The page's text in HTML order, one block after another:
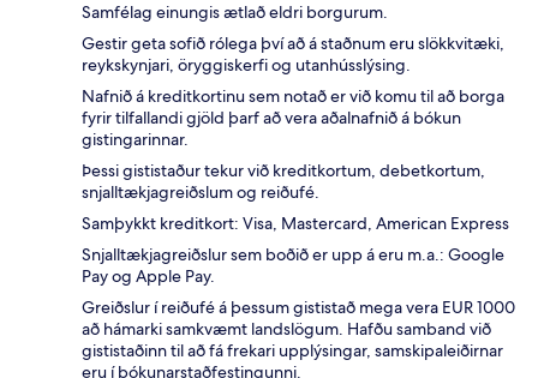
Samfélag einungis ætlað eldri borgurum.
Gestir geta sofið rólega því að á staðnum eru slökkvitæki,
reykskynjari, öryggiskerfi og utanhússlýsing.
Nafnið á kreditkortinu sem notað er við komu til að borga
fyrir tilfallandi gjöld þarf að vera aðalnafnið á bókun
gistingarinnar.
Þessi gististaður tekur við kreditkortum, debetkortum,
snjalltækjagreiðslum og reiðufé.
Samþykkt kreditkort: Visa, Mastercard, American Express
Snjalltækjagreiðslur sem boðið er upp á eru m.a.: Google
Pay og Apple Pay.
Greiðslur í reiðufé á þessum gististað mega vera EUR 1000
að hámarki samkvæmt landslögum. Hafðu samband við
gististaðinn til að fá frekari upplýsingar, samskipaleiðirnar
eru í bókunarstaðfestingunni.